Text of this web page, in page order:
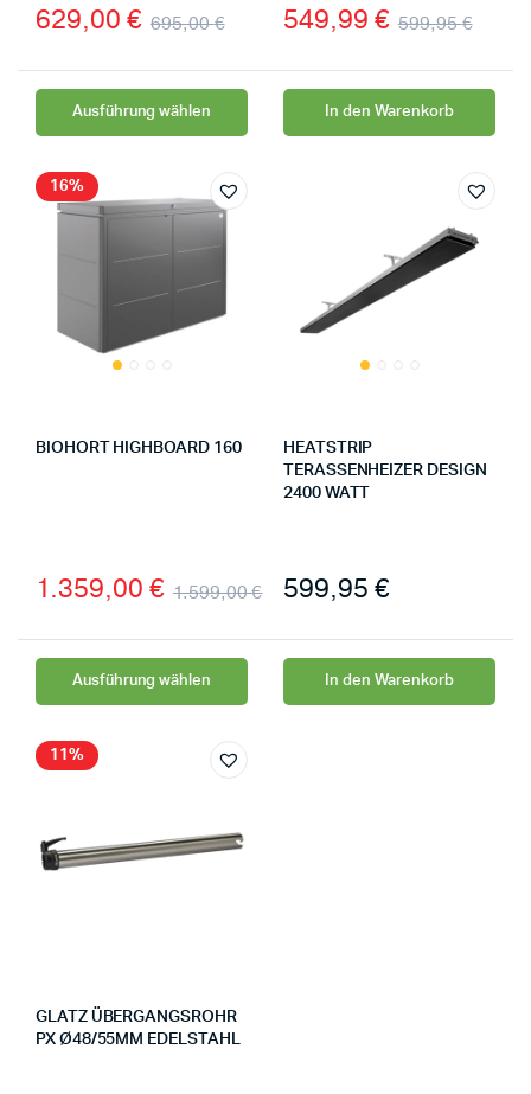
695,00€
629,00 €
Ausführung wählen
599,95€
549,99 €
In den Warenkorb
16%
BIOHORT HIGHBOARD 160
1.599,00€
1.359,00 €
Ausführung wählen
HEATSTRIP
TERASSENHEIZER DESIGN
2400 WATT
599,95 €
In den Warenkorb
11%
GLATZ ÜBERGANGSROHR
PX Ø48/55MM EDELSTAHL